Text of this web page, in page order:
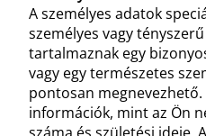
A személyes adatok
személyes vagy
tartalmaznak egy
vagy egy természetes
pontosan
információk, mint az Ön